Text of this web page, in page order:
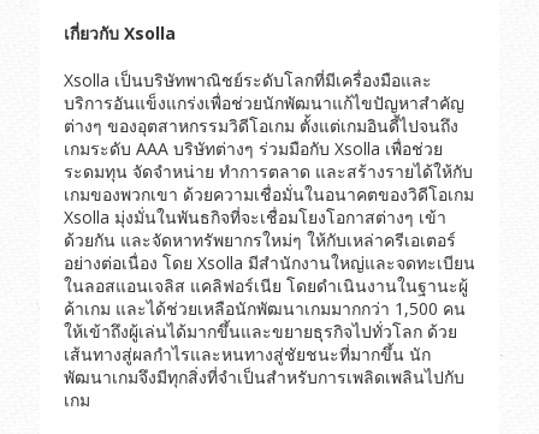
เกี่ยวกับ Xsolla
Xsolla เป็นบริษัทพาณิชย์ระดับโลกที่มีเครื่องมือและ
บริการอันแข็งแกร่งเพื่อช่วยนักพัฒนาแก้ไขปัญหาสำคัญ
ต่างๆ ของอุตสาหกรรมวิดีโอเกม ตั้งแต่เกมอินดี้ไปจนถึง
เกมระดับ AAA บริษัทต่างๆ ร่วมมือกับ Xsolla เพื่อช่วย
ระดมทุน จัดจำหน่าย ทำการตลาด และสร้างรายได้ให้กับ
เกมของพวกเขา ด้วยความเชื่อมั่นในอนาคตของวิดีโอเกม
Xsolla มุ่งมั่นในพันธกิจที่จะเชื่อมโยงโอกาสต่างๆ เข้า
ด้วยกัน และจัดหาทรัพยากรใหม่ๆ ให้กับเหล่าครีเอเตอร์
อย่างต่อเนื่อง โดย Xsolla มีสำนักงานใหญ่และจดทะเบียน
ในลอสแอนเจลิส แคลิฟอร์เนีย โดยดำเนินงานในฐานะผู้
ค้าเกม และได้ช่วยเหลือนักพัฒนาเกมมากกว่า 1,500 คน
ให้เข้าถึงผู้เล่นได้มากขึ้นและขยายธุรกิจไปทั่วโลก ด้วย
เส้นทางสู่ผลกำไรและหนทางสู่ชัยชนะที่มากขึ้น นัก
พัฒนาเกมจึงมีทุกสิ่งที่จำเป็นสำหรับการเพลิดเพลินไปกับ
เกม